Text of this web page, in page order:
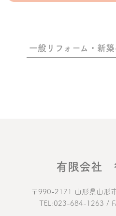
一般リフォーム・新
有限会社
〒990-2171 山形県山形
TEL:023-684-1263 /